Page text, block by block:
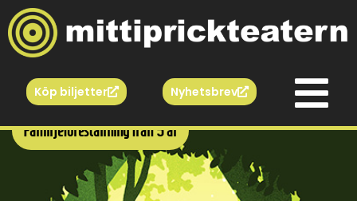
Köp biljetter Nyhetsbrev
Familjeföreställning från 5 år